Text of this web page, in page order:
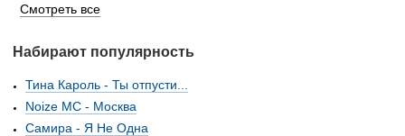
Смотреть все
Набирают популярность
Тина Кароль - Ты отпусти...
Noize MC - Москва
Самира - Я Не Одна